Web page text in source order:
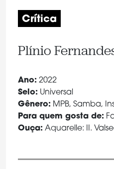
Crítica
Plínio
Ano: 2022
Selo: Universal
Gênero: MPB, Samba,
Para quem gosta de:
Ouça: Aquarelle: II.